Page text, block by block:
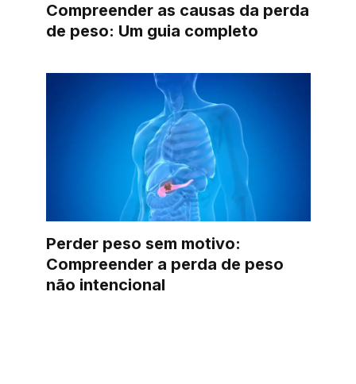
Compreender as causas da perda
de peso: Um guia completo
Perder peso sem motivo:
Compreender a perda de peso
não intencional